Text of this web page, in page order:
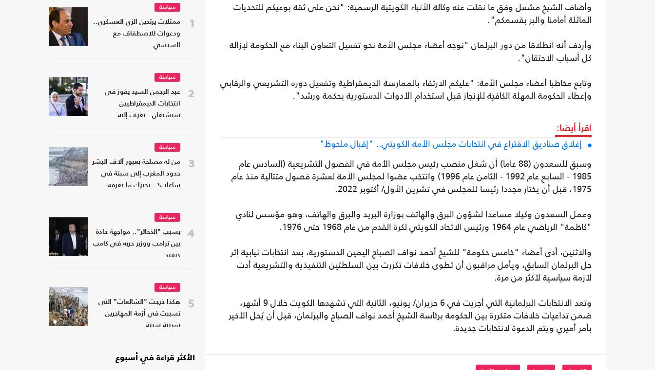
وأضاف الشيخ مشعل وفق ما نقلت عنه وكالة الأنباء الكويتية الرسمية: "نحن على ثقة بوعيكم للتحديات
الماثلة أمامنا والبر بقسمكم".
وأردف أنه انطلاقا من دور البرلمان "نوجه أعضاء مجلس الأمة نحو تفعيل التعاون البناء مع الحكومة لإزالة
كل أسباب الاحتقان".
وتابع مخاطبا أعضاء مجلس الأمة: "عليكم الارتقاء بالممارسة الديمقراطية وتفعيل دوره التشريعي والرقابي
وإعطاء الحكومة المهلة الكافية للإنجاز قبل استخدام الأدوات الدستورية بحكمة ورشد".
اقرأ أيضا:
إغلاق صناديق الاقتراع في انتخابات مجلس الأمة الكويتي.. "إقبال ملحوظ"
وسبق للسعدون (88 عاما) أن شغل منصب رئيس مجلس الأمة في الفصول التشريعية (السادس عام
1985 - السابع عام 1992 - الثامن عام 1996) وانتخب عضوا لمجلس الأمة لعشرة فصول متتالية منذ عام
1975، قبل أن يختار مجددا رئيسا للمجلس في تشرين الأول/ أكتوبر 2022.
وعمل السعدون وكيلا مساعدا لشؤون البرق والهاتف بوزارة البريد والبرق والهاتف، وهو مؤسس لنادي
"كاظمة" الرياضي عام 1964 ورئيس الاتحاد الكويتي لكرة القدم من عام 1968 حتى 1976.
والاثنين، أدى أعضاء "خامس حكومة" للشيخ أحمد نواف الصباح اليمين الدستورية، بعد انتخابات نيابية إثر
حل البرلمان السابق، ويأمل مراقبون أن تطوى خلافات تكررت بين السلطتين التنفيذية والتشريعية أدت
لأزمة سياسية لأكثر من مرة.
وتعد الانتخابات البرلمانية التي أجريت في 6 حزيران/ يونيو، الثانية التي تشهدها الكويت خلال 9 أشهر،
ضمن تداعيات خلافات متكررة بين الحكومة برئاسة الشيخ أحمد نواف الصباح والبرلمان، قبل أن يُحل الأخير
بأمر أميري ويتم الدعوة لانتخابات جديدة.
1
سياسة
ممثلات يرتدين الزي العسكري..
ودعوات للاصطفاف مع
السيسي
2
سياسة
عبد الرحمن السيد يفوز في
انتخابات الديمقراطيين
بميشيغان.. تعرف إليه
3
سياسة
من له مصلحة بعبور آلاف البشر
حدود المغرب إلى سبتة في
ساعات؟.. نخبرك ما نعرفه
4
سياسة
بسبب "الذخائر".. مواجهة حادة
بين ترامب ووزير حربه في كامب
ديفيد
5
سياسة
هكذا خرجت "الشائعات" التي
تسببت في أزمة المهاجرين
بمدينة سبتة
الأكثر قراءة في أسبوع